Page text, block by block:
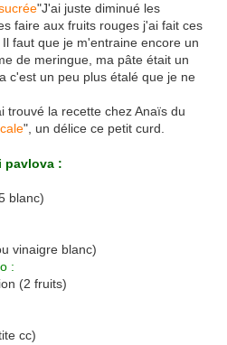
"J'ai juste diminué les
faire aux fruits rouges j'ai fait ces
faut que je m'entraine encore un
de meringue, ma pâte était un
c'est un peu plus étalé que je ne
trouvé la recette chez Anaïs du
", un délice ce petit curd.
pavlova :
blanc)
vinaigre blanc)
:
(2 fruits)
cc)